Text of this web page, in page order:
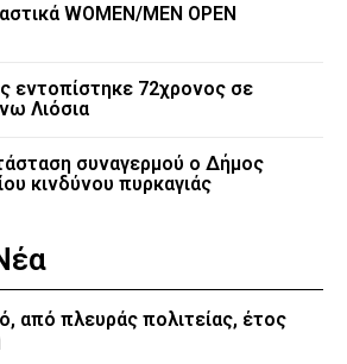
WOMEN/MEN OPEN
εντοπίστηκε 72χρονος σε
Λιόσια
συναγερμού ο Δήμος
κινδύνου πυρκαγιάς
από πλευράς πολιτείας, έτος